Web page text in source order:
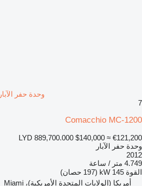
وحدة حفر الآبار Comacchio MC-1200
7
Comacchio MC-1200
LYD 889,700.000 $140,000 ≈ €121,200
وحدة حفر الآبار
2012
4.749 متر / ساعة
القوة 145 kW (197 حصان)
أمريكا (الولايات المتحدة الأمريكية)، Miami